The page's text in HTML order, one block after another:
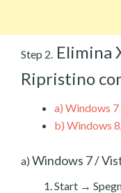
Step 2. Elimina
Ripristino
a) Windows
b) Windows
a) Windows 7 /
Start →